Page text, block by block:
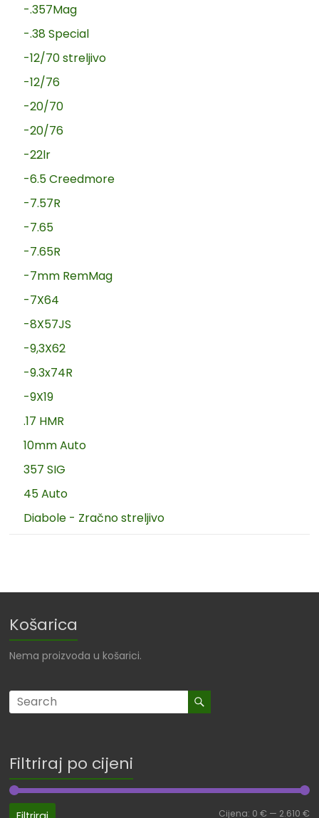
-.357Mag
-.38 Special
-12/70 streljivo
-12/76
-20/70
-20/76
-22lr
-6.5 Creedmore
-7.57R
-7.65
-7.65R
-7mm RemMag
-7X64
-8X57JS
-9,3X62
-9.3x74R
-9X19
.17 HMR
10mm Auto
357 SIG
45 Auto
Diabole - Zračno streljivo
Košarica
Nema proizvoda u košarici.
Filtriraj po cijeni
Cijena: 0 € — 2.610 €